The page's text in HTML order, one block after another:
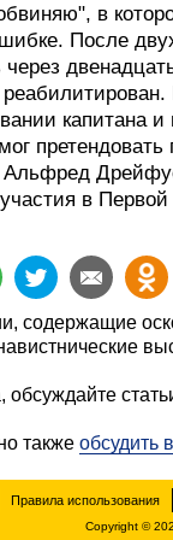
в
После
через
капитана
Альфред
в
содержащие
обсуждайте
также обсудить
Правила использования
Copyright ©